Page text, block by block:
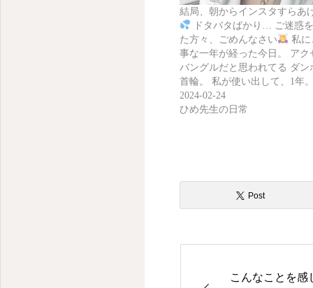
結局、朝からインスタすらあ
ドタバタばかり… ご迷惑
た方々、ごめんなさい
私に
事な一年が経った今日。 アク
バングルだと思われてる ダン
首輪。 私が使い出して、1年
2024-02-24
ひめ先生の日常
Post
こんなことを感